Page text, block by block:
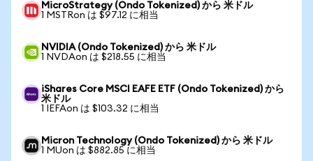
MicroStrategy (Ondo Tokenized) から 米ドル
1 MSTRon は $97.12 に相当
NVIDIA (Ondo Tokenized) から 米ドル
1 NVDAon は $218.55 に相当
iShares Core MSCI EAFE ETF (Ondo Tokenized) から
米ドル
1 IEFAon は $103.32 に相当
Micron Technology (Ondo Tokenized) から 米ドル
1 MUon は $882.85 に相当